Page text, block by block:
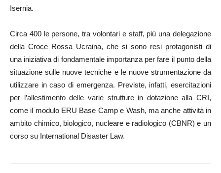
Isernia.
Circa 400 le persone, tra volontari e staff, più una delegazione
della Croce Rossa Ucraina, che si sono resi protagonisti di
una iniziativa di fondamentale importanza per fare il punto della
situazione sulle nuove tecniche e le nuove strumentazione da
utilizzare in caso di emergenza. Previste, infatti, esercitazioni
per l’allestimento delle varie strutture in dotazione alla CRI,
come il modulo ERU Base Camp e Wash, ma anche attività in
ambito chimico, biologico, nucleare e radiologico (CBNR) e un
corso su International Disaster Law.